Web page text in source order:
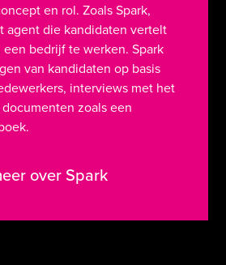
en rol. Zoals Spark,
agent die kandidaten vertelt
bedrijf te werken. Spark
van kandidaten op basis
interviews met het
zoals een
eer overSpark